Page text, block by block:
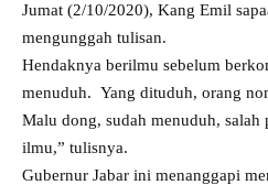
Jumat (2/10/2020), Kang Emil
mengunggah tulisan.
Hendaknya berilmu sebelum
menuduh. Yang dituduh, orang
Malu dong, sudah menuduh, salah
ilmu,” tulisnya.
Gubernur Jabar ini menanggapi